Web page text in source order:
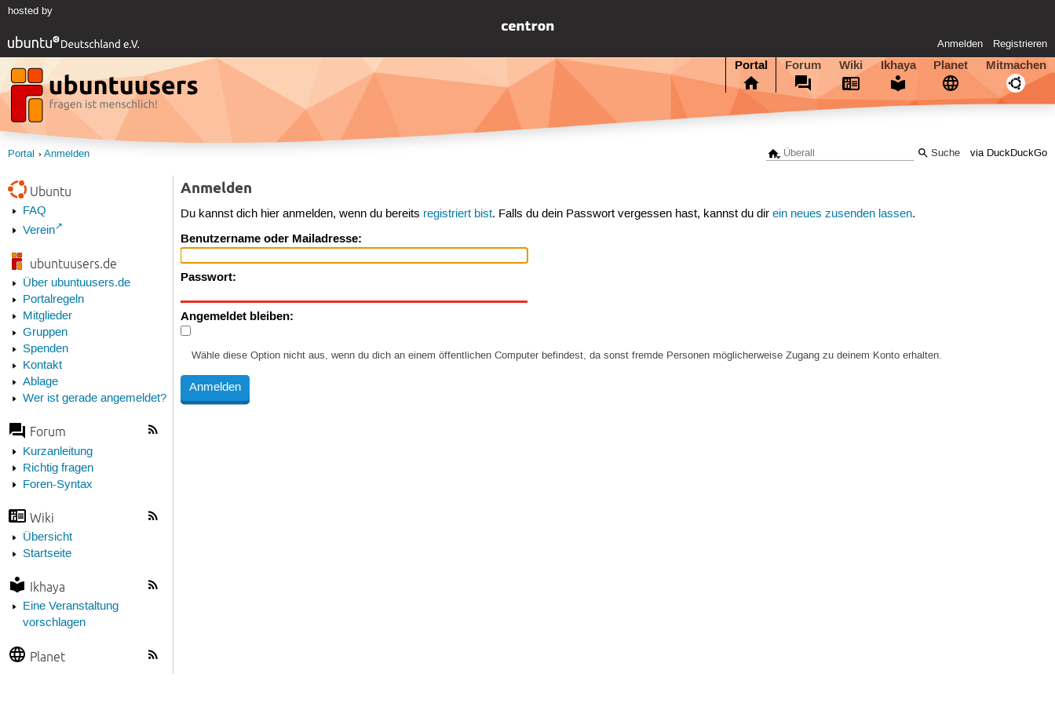
hosted by
Anmelden Registrieren
Portal Forum Wiki Ikhaya Planet Mitmachen
via DuckDuckGo
Portal Anmelden
Ubuntu
FAQ
Verein
ubuntuusers.de
Über ubuntuusers.de
Portalregeln
Mitglieder
Gruppen
Spenden
Kontakt
Ablage
Wer ist gerade angemeldet?
Forum
Kurzanleitung
Richtig fragen
Foren-Syntax
Wiki
Übersicht
Startseite
Ikhaya
Eine Veranstaltung
vorschlagen
Planet
Anmelden
Du kannst dich hier anmelden, wenn du bereits registriert bist. Falls du dein Passwort vergessen hast, kannst du direin neues zusenden lassen.
Benutzername oder Mailadresse:
Passwort:
Angemeldet bleiben:
Wähle diese Option nicht aus, wenn du dich an einem öffentlichen Computer befindest, da sonst fremde Personen möglicherweise Zugang zu deinem Konto erhalten.